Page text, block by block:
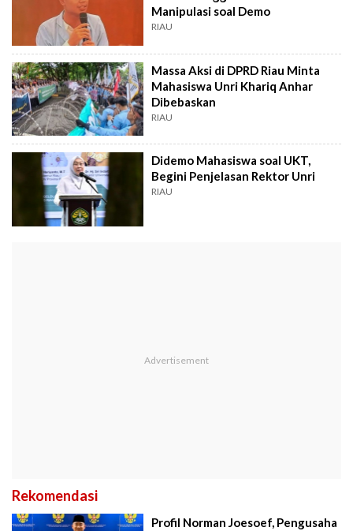
Manipulasi soal Demo
RIAU
Massa Aksi di DPRD Riau Minta
Mahasiswa Unri Khariq Anhar
Dibebaskan
RIAU
Didemo Mahasiswa soal UKT,
Begini Penjelasan Rektor Unri
RIAU
Rekomendasi
Profil Norman Joesoef, Pengusaha